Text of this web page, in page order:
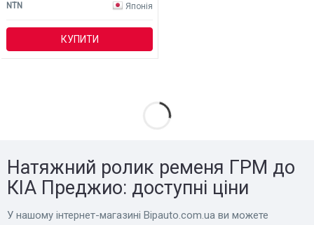
NTN
Японія
КУПИТИ
Натяжний ролик ременя ГРМ до
КІА Преджио: доступні ціни
У нашому інтернет-магазині Bіpauto.com.ua ви можете